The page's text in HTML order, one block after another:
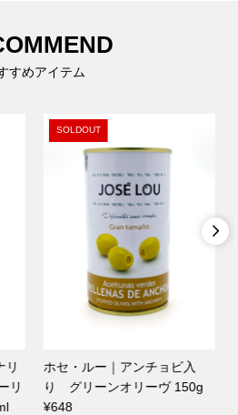
すめアイテム
リ
リ
SOLDOUT
ホセ・ルー｜アンチョビ入
り グリーンオリーヴ 150g
¥648
